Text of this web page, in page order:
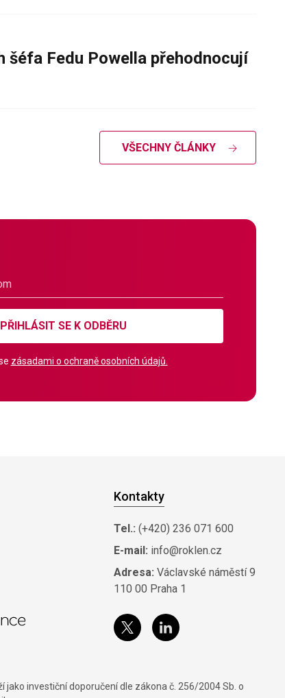
Fedu Powella přehodnocují
VŠECHNY ČLÁNKY
PŘIHLÁSIT SE K ODBĚRU
zásadami o ochraně osobních údajů.
Kontakty
Tel.: (+420) 236 071 600
E-mail: info@roklen.cz
Adresa: Václavské náměstí 9
110 00 Praha 1
investiční doporučení dle zákona č. 256/2004 Sb. o